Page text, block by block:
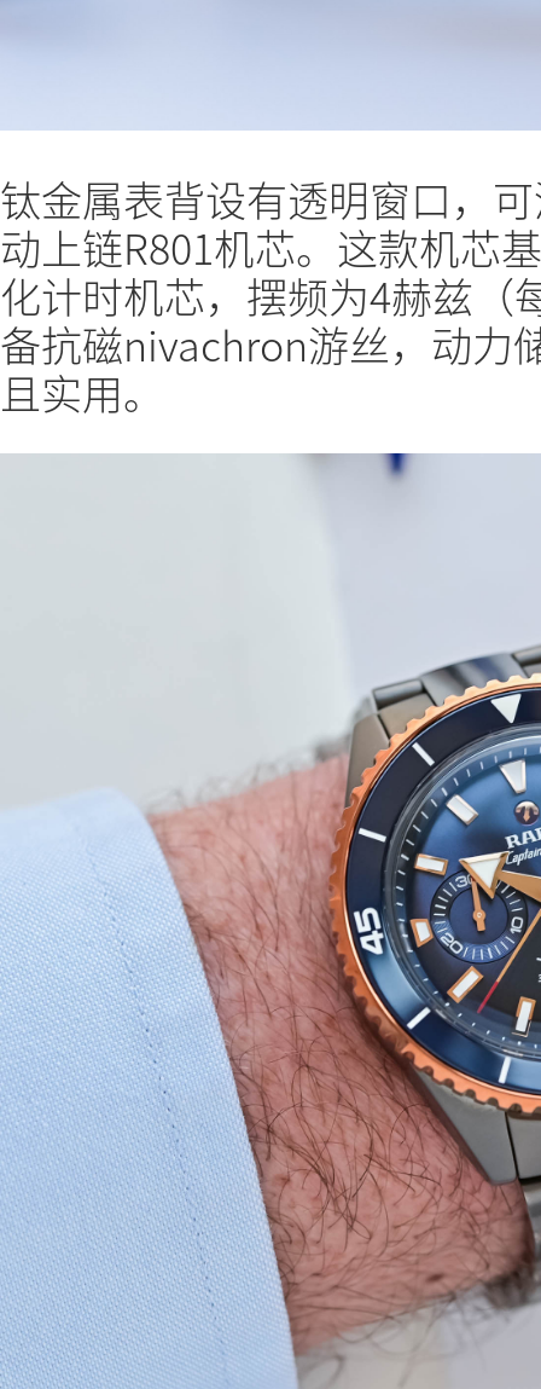
钛金属表背设有透明窗口，
动上链R801机芯。这款机芯
化计时机芯，摆频为4赫兹（
备抗磁nivachron游丝，动力
且实用。